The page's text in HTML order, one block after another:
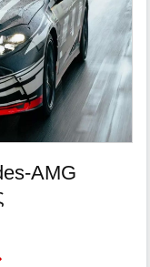
AMG